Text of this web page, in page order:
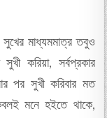
মাধ্যমমাত্র তবুও
করিয়া, সর্বপ্রকার
পর সুখী করিবার মত
মনে হইতে থাকে,